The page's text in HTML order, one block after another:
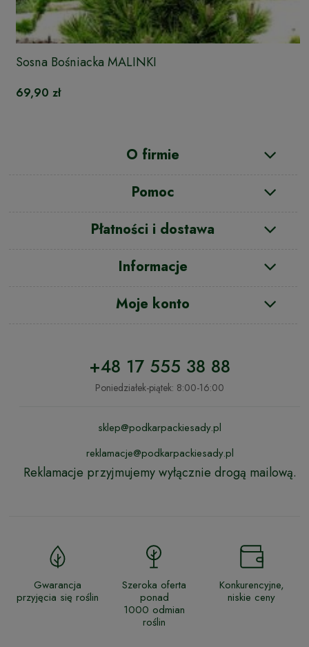
Sosna Bośniacka MALINKI
69,90 zł
O firmie
Pomoc
Płatności i dostawa
Informacje
Moje konto
+48 17 555 38 88
Poniedziałek-piątek: 8:00-16:00
sklep@podkarpackiesady.pl
reklamacje@podkarpackiesady.pl
Reklamacje przyjmujemy wyłącznie drogą mailową.
Gwarancja
przyjęcia się roślin
Szeroka oferta
ponad
1000 odmian
roślin
Konkurencyjne,
niskie ceny